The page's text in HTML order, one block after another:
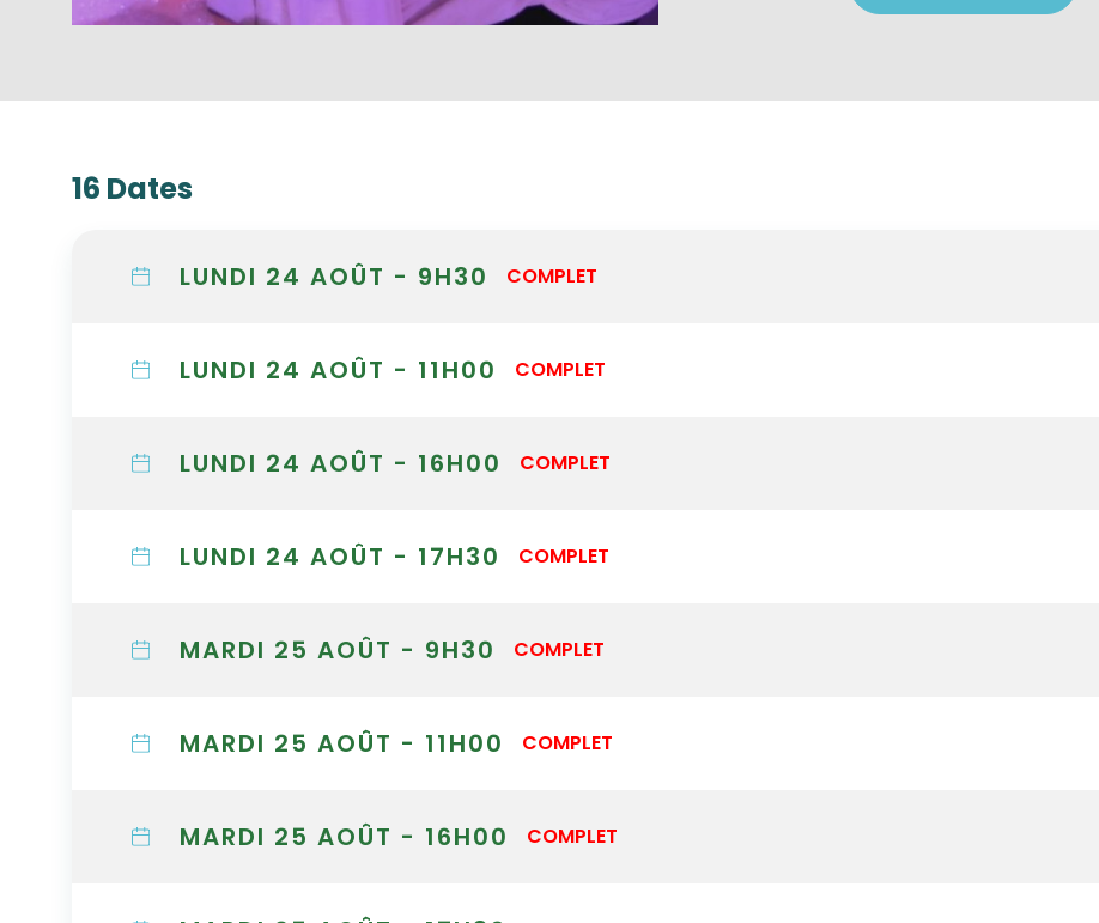
16 Dates
LUNDI 24 AOÛT - 9H30 COMPLET
LUNDI 24 AOÛT - 11H00 COMPLET
LUNDI 24 AOÛT - 16H00 COMPLET
LUNDI 24 AOÛT - 17H30 COMPLET
MARDI 25 AOÛT - 9H30 COMPLET
MARDI 25 AOÛT - 11H00 COMPLET
MARDI 25 AOÛT - 16H00 COMPLET